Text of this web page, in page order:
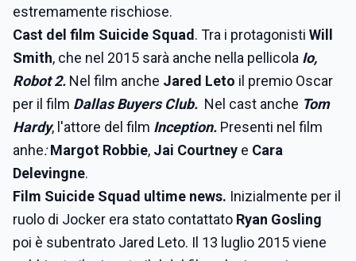
estremamente rischiose.
Cast del film Suicide Squad . Tra i protagonisti Will
Smith, che nel 2015 sarà anche nella pellicola Io,
Robot 2. Nel film anche Jared Leto il premio Oscar
per il film Dallas Buyers Club. Nel cast anche Tom
Hardy, l'attore del film Inception. Presenti nel film
anhe:Margot Robbie, Jai Courtney e Cara
Delevingne.
Film Suicide Squad ultime news. Inizialmente per il
ruolo di Jocker era stato contattato Ryan Gosling
poi è subentrato Jared Leto. Il 13 luglio 2015 viene